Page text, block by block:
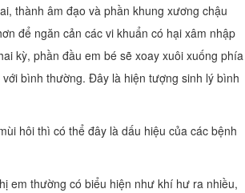
thành âm đạo và phần khung xương chậu
để ngăn cản các vi khuẩn có hại xâm nhập
kỳ, phần đầu em bé sẽ xoay xuôi xuống phía
bình thường. Đây là hiện tượng sinh lý bình
hôi thì có thể đây là dấu hiệu của các bệnh
em thường có biểu hiện như khí hư ra nhiều,